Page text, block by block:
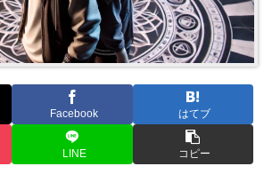
Facebook はてブ
LINE コピー